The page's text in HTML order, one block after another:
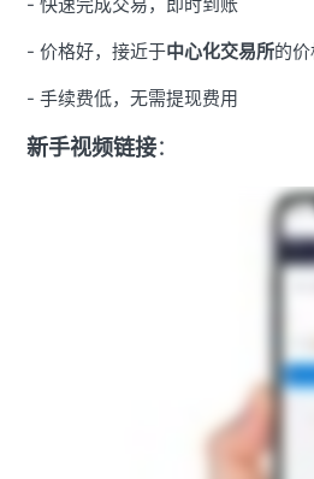
- 价格好，接近于中心化交易所的
- 手续费低，无需提现费用
新手视频链接：